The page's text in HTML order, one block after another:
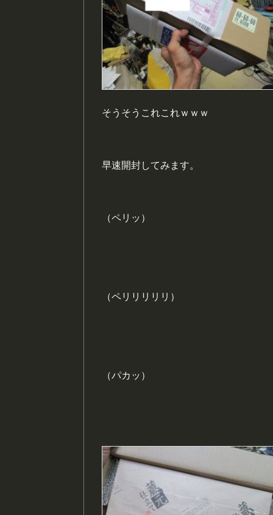
そうそうこれこれｗｗｗ
早速開封してみます。
（ペリッ）
（ペリリリリリ）
（パカッ）